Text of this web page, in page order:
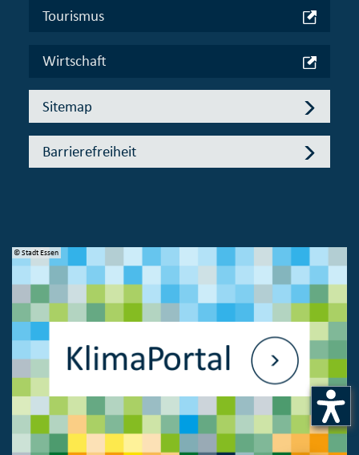
Tourismus
Wirtschaft
Sitemap
Barrierefreiheit
© Bundesministerium des Innern, für Bau und Heimat